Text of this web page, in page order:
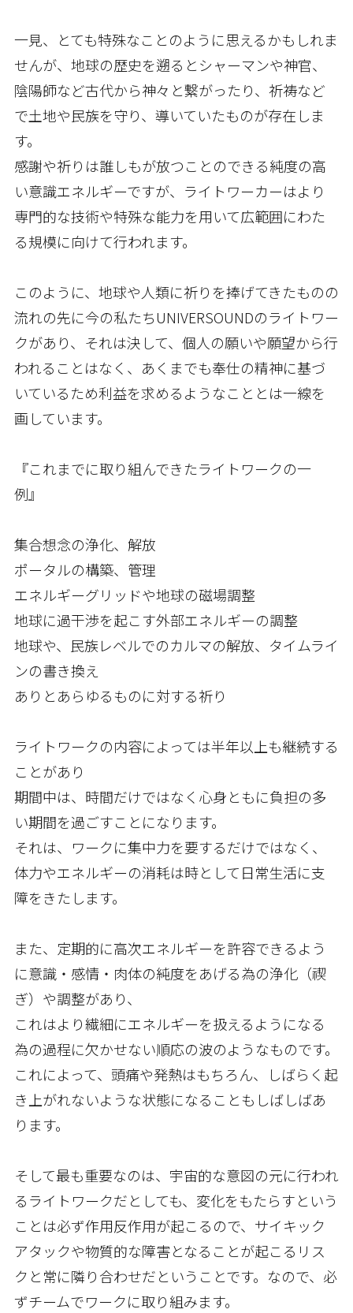
一見、とても特殊なことのように思えるかもしれま
せんが、地球の歴史を遡るとシャーマンや神官、
陰陽師など古代から神々と繋がったり、祈祷など
で土地や民族を守り、導いていたものが存在しま
す。
感謝や祈りは誰しもが放つことのできる純度の高
い意識エネルギーですが、ライトワーカーはより
専門的な技術や特殊な能力を用いて広範囲にわた
る規模に向けて行われます。
このように、地球や人類に祈りを捧げてきたものの
流れの先に今の私たちUNIVERSOUNDのライトワー
クがあり、それは決して、個人の願いや願望から行
われることはなく、あくまでも奉仕の精神に基づ
いているため利益を求めるようなこととは一線を
画しています。
『これまでに取り組んできたライトワークの一
例』
集合想念の浄化、解放
ポータルの構築、管理
エネルギーグリッドや地球の磁場調整
地球に過干渉を起こす外部エネルギーの調整
地球や、民族レベルでのカルマの解放、タイムライ
ンの書き換え
ありとあらゆるものに対する祈り
ライトワークの内容によっては半年以上も継続する
ことがあり
期間中は、時間だけではなく心身ともに負担の多
い期間を過ごすことになります。
それは、ワークに集中力を要するだけではなく、
体力やエネルギーの消耗は時として日常生活に支
障をきたします。
また、定期的に高次エネルギーを許容できるよう
に意識・感情・肉体の純度をあげる為の浄化（禊
ぎ）や調整があり、
これはより繊細にエネルギーを扱えるようになる
為の過程に欠かせない順応の波のようなものです。
これによって、頭痛や発熱はもちろん、しばらく起
き上がれないような状態になることもしばしばあ
ります。
そして最も重要なのは、宇宙的な意図の元に行われ
るライトワークだとしても、変化をもたらすという
ことは必ず作用反作用が起こるので、サイキック
アタックや物質的な障害となることが起こるリス
クと常に隣り合わせだということです。なので、必
ずチームでワークに取り組みます。